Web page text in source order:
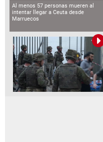
Al menos 57 personas mueren al
intentar llegar a Ceuta desde
Marruecos